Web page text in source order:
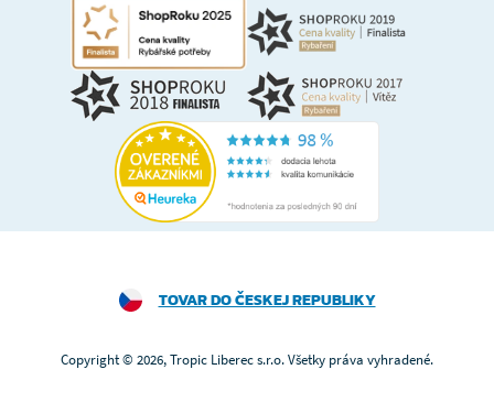
TOVAR DO ČESKEJ REPUBLIKY
Copyright © 2026, Tropic Liberec s.r.o. Všetky práva vyhradené.